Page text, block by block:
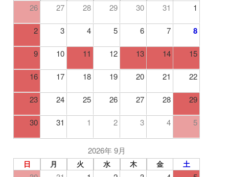
26 27 28 29 30 31 1
2 3 4 5 6 7 8
9 10 11 12 13 14 15
16 17 18 19 20 21 22
23 24 25 26 27 28 29
30 31 1 2 3 4 5
2026年 9月
日 月 火 水 木 金 土